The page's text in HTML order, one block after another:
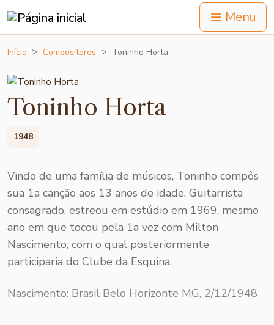
Menu
Início Compositores Toninho Horta
Toninho Horta
1948
Vindo de uma família de músicos, Toninho compôs
sua 1a canção aos 13 anos de idade. Guitarrista
consagrado, estreou em estúdio em 1969, mesmo
ano em que tocou pela 1a vez com Milton
Nascimento, com o qual posteriormente
participaria do Clube da Esquina.
Nascimento: Brasil Belo Horizonte MG, 2/12/1948